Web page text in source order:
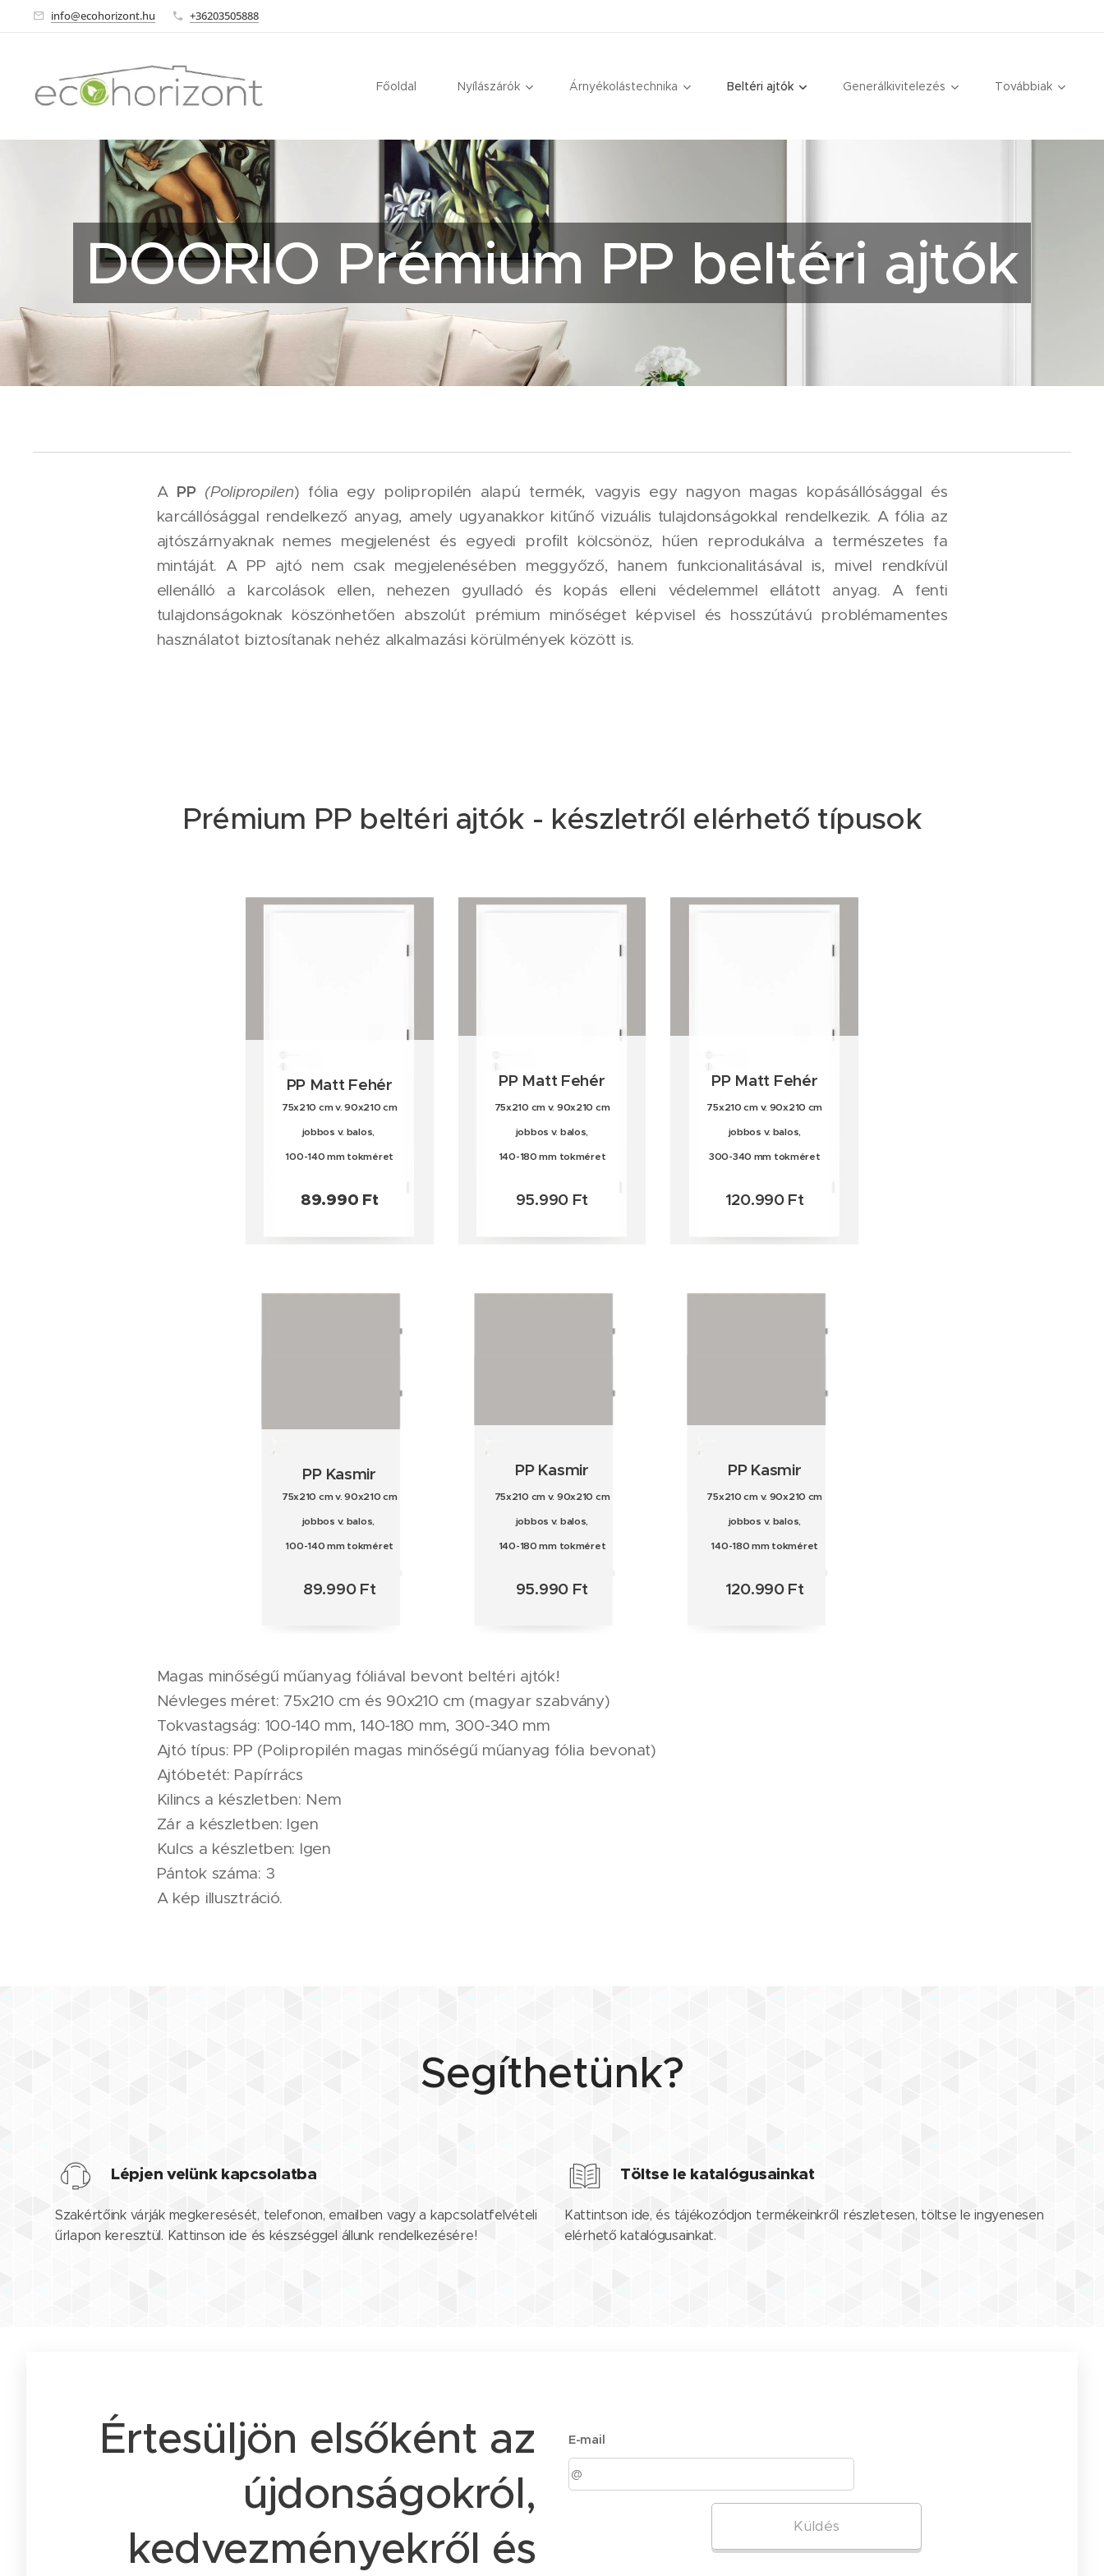
info@ecohorizont.hu +36203505888
Főoldal Nyílászárók Árnyékolástechnika Beltéri ajtók Generálkivitelezés Továbbiak
DOORIO Prémium PP beltéri ajtók
A PP (Polipropilen) fólia egy polipropilén alapú termék, vagyis egy nagyon magas kopásállósággal és
karcállósággal rendelkező anyag, amely ugyanakkor kitűnő vizuális tulajdonságokkal rendelkezik. A fólia az
ajtószárnyaknak nemes megjelenést és egyedi proﬁlt kölcsönöz, hűen reprodukálva a természetes fa
mintáját. A PP ajtó nem csak megjelenésében meggyőző, hanem funkcionalitásával is, mivel rendkívül
ellenálló a karcolások ellen, nehezen gyulladó és kopás elleni védelemmel ellátott anyag. A fenti
tulajdonságoknak köszönhetően abszolút prémium minőséget képvisel és hosszútávú problémamentes
használatot biztosítanak nehéz alkalmazási körülmények között is.
Prémium PP beltéri ajtók - készletről elérhető típusok
PP Matt Fehér
75x210 cm v. 90x210 cm
jobbos v. balos,
100-140 mm tokméret
89.990 Ft
PP Matt Fehér
75x210 cm v. 90x210 cm
jobbos v. balos,
140-180 mm tokméret
95.990 Ft
PP Matt Fehér
75x210 cm v. 90x210 cm
jobbos v. balos,
300-340 mm tokméret
120.990 Ft
PP Kasmir
75x210 cm v. 90x210 cm
jobbos v. balos,
100-140 mm tokméret
89.990 Ft
PP Kasmir
75x210 cm v. 90x210 cm
jobbos v. balos,
140-180 mm tokméret
95.990 Ft
PP Kasmir
75x210 cm v. 90x210 cm
jobbos v. balos,
140-180 mm tokméret
120.990 Ft
Magas minőségű műanyag fóliával bevont beltéri ajtók!
Névleges méret: 75x210 cm és 90x210 cm (magyar szabvány)
Tokvastagság: 100-140 mm, 140-180 mm, 300-340 mm
Ajtó típus: PP (Polipropilén magas minőségű műanyag fólia bevonat)
Ajtóbetét: Papírrács
Kilincs a készletben: Nem
Zár a készletben: Igen
Kulcs a készletben: Igen
Pántok száma: 3
A kép illusztráció.
Segíthetünk?
Lépjen velünk kapcsolatba
Szakértőink várják megkeresését, telefonon, emailben vagy a kapcsolatfelvételi
űrlapon keresztül. Kattinson ide és készséggel állunk rendelkezésére!
Töltse le katalógusainkat
Kattintson ide, és tájékozódjon termékeinkről részletesen, töltse le ingyenesen
elérhető katalógusainkat.
Értesüljön elsőként az
újdonságokról,
kedvezményekről és
E-mail
Küldés